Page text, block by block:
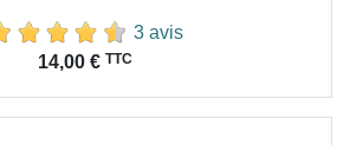
3 avis
14,00 € TTC